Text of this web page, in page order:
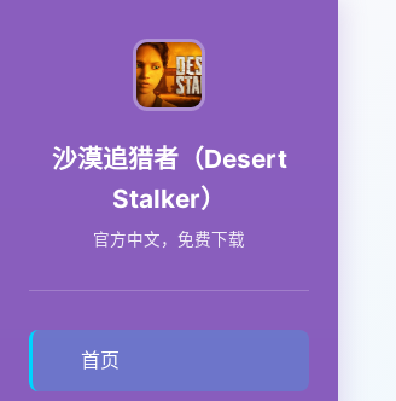
沙漠追猎者（Desert
Stalker）
官方中文，免费下载
首页